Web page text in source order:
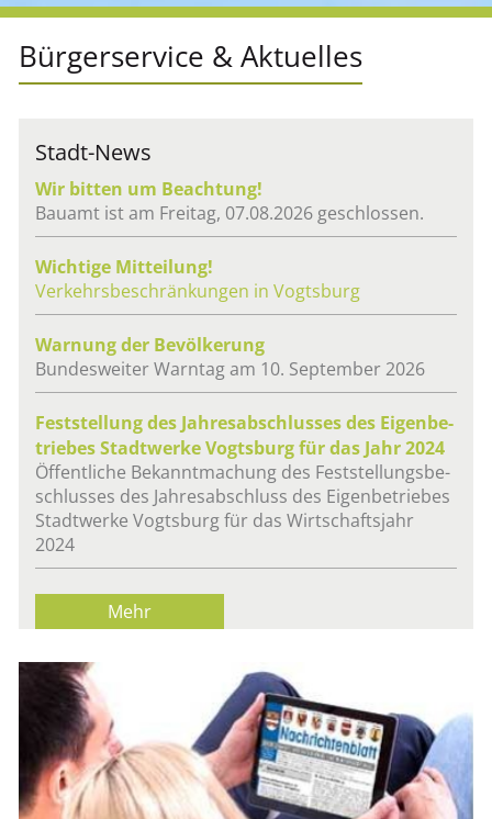
Bür­ger­ser­vice & Ak­tu­el­les
Stadt-News
Wir bit­ten um Be­ach­tung!
Bau­amt ist am Frei­tag, 07.08.2026 ge­schlos­sen.
Wich­ti­ge Mit­tei­lung!
Ver­kehrs­be­schrän­kun­gen in Vogts­burg
War­nung der Be­völ­ke­rung
Bun­des­wei­ter Warn­tag am 10. Sep­tem­ber 2026
Fest­stel­lung des Jah­res­ab­schlus­ses des Ei­gen­be­
trie­bes Stadt­wer­ke Vogts­burg für das Jahr 2024
Öf­fent­li­che Be­kannt­ma­chung des Fest­stel­lungs­be­
schlus­ses des Jah­res­ab­schluss des Ei­gen­be­trie­bes
Stadt­wer­ke Vogts­burg für das Wirt­schafts­jahr
2024
Mehr